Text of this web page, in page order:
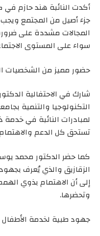
أكدت النائبة هند حازم
جزء أصيل من المجتمع
المجالات مشددة على
سواء على المستوى
حضور مميز من الشخصيات
شارك في الاحتفالية
التكنولوجيا والتنمية
لمبادرات النائبة في
تستحق كل الدعم
كما حضر الدكتور محمد
الزقازيق والذي يُعرف
إلى أن الاهتمام بذوي
وتحضرها.
جهود طبية لخدمة الأطفال